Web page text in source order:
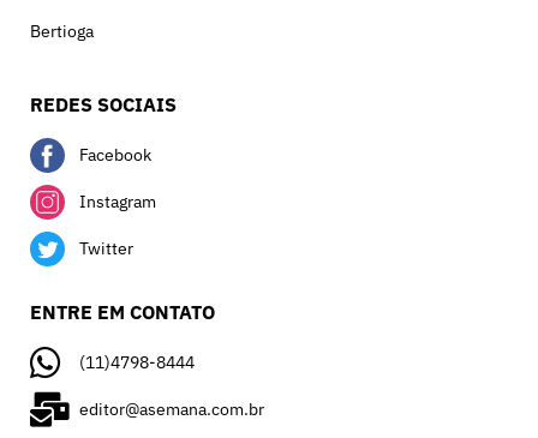
Bertioga
REDES SOCIAIS
Facebook
Instagram
Twitter
ENTRE EM CONTATO
(11)4798-8444
editor@asemana.com.br